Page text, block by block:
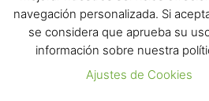
NO COMMENT
navegación personalizada. Si
se considera que aprueba su
información sobre nuestra
Ajustes de Cookies